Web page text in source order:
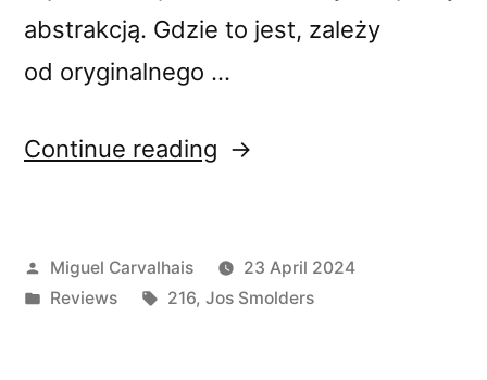
abstrakcją. Gdzie to jest, zależy
od oryginalnego …
Continue reading “Jos
2”
Posted
by
Miguel Carvalhais
23 April 2024
Posted
Reviews Tags:
216, Jos Smolders